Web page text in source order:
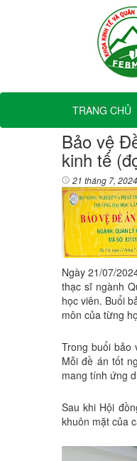
TRANG CHỦ
Bảo vệ
kinh tế
21 tháng 7, 2024
Ngày 21/07/
thạc sĩ ngành
học viên. Buổi
môn của từng
Trong buổi bảo
Mỗi đề án tốt
mang tính ứng
Sau khi Hội
khuôn mặt của